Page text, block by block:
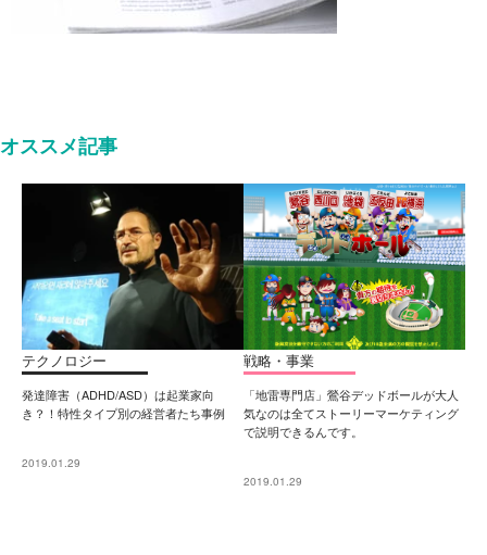
オススメ記事
テクノロジー
発達障害（ADHD/ASD）は起業家向
き？！特性タイプ別の経営者たち事例
2019.01.29
戦略・事業
「地雷専門店」鶯谷デッドボールが大人
気なのは全てストーリーマーケティング
で説明できるんです。
2019.01.29